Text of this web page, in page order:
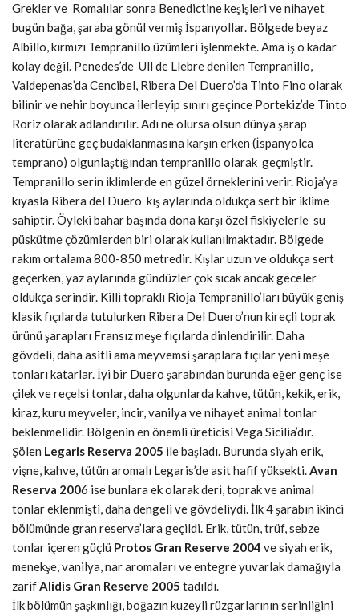
Grekler ve Romalılar sonra Benedictine keşişleri ve nihayet
bugün bağa, şaraba gönül vermiş İspanyollar. Bölgede beyaz
Albillo, kırmızı Tempranillo üzümleri işlenmekte. Ama iş o kadar
kolay değil. Penedes’de Ull de Llebre denilen Tempranillo,
Valdepenas’da Cencibel, Ribera Del Duero’da Tinto Fino olarak
bilinir ve nehir boyunca ilerleyip sınırı geçince Portekiz’de Tinto
Roriz olarak adlandırılır. Adı ne olursa olsun dünya şarap
literatürüne geç budaklanmasına karşın erken (İspanyolca
temprano) olgunlaştığından tempranillo olarak geçmiştir.
Tempranillo serin iklimlerde en güzel örneklerini verir. Rioja’ya
kıyasla Ribera del Duero kış aylarında oldukça sert bir iklime
sahiptir. Öyleki baharbaşında dona karşı özel fiskiyelerle su
püskütme çözümlerden biri olarak kullanılmaktadır. Bölgede
rakım ortalama 800-850 metredir. Kışlar uzun ve oldukça sert
geçerken, yaz aylarında gündüzler çok sıcak ancak geceler
oldukça serindir. Killi topraklı Rioja Tempranillo’ları büyük geniş
klasik fıçılarda tutulurken Ribera Del Duero’nun kireçli toprak
ürünü şarapları Fransız meşe fıçılarda dinlendirilir. Daha
gövdeli, daha asitli ama meyvemsi şaraplara fıçılar yeni meşe
tonları katarlar. İyi bir Duero şarabından burunda eğer genç ise
çilek ve reçelsi tonlar, daha olgunlarda kahve, tütün, kekik, erik,
kiraz, kuru meyveler, incir, vanilya ve nihayet animal tonlar
beklenmelidir. Bölgenin en önemli üreticisi Vega Sicilia’dır.
Şölen Legaris Reserva 2005 ile başladı. Burunda siyah erik,
vişne, kahve, tütün aromalı Legaris’de asit hafif yüksekti.Avan
Reserva 2006 ise bunlara ek olarak deri, toprak ve animal
tonlar eklenmişti, daha dengeli ve gövdeliydi. İlk 4 şarabın ikinci
bölümünde gran reserva’lara geçildi. Erik, tütün, trüf, sebze
tonlar içeren güçlü Protos Gran Reserve 2004 ve siyah erik,
menekşe, vanilya, nar aromaları ve entegre yuvarlak damağıyla
zarifAlidis Gran Reserve 2005 tadıldı.
İlk bölümün şaşkınlığı, boğazın kuzeyli rüzgarlarının serinliğini